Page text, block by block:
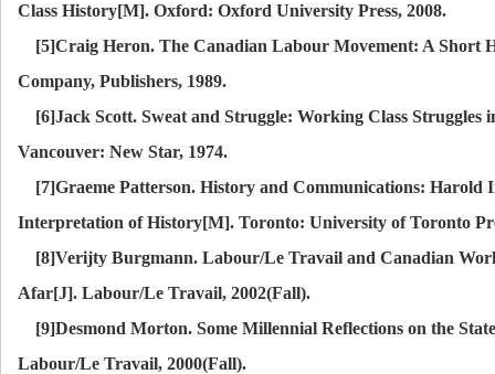
Class History[M]. Oxford: Oxford University Press, 2008.
[5]Craig Heron. The Canadian Labour Movement: A Short
Company, Publishers, 1989.
[6]Jack Scott. Sweat and Struggle: Working Class Struggles
Vancouver: New Star, 1974.
[7]Graeme Patterson. History and Communications: Harold
Interpretation of History[M]. Toronto: University of Toronto
[8]Verijty Burgmann. Labour/Le Travail and Canadian
Afar[J]. Labour/Le Travail, 2002(Fall).
[9]Desmond Morton. Some Millennial Reflections on the
Labour/Le Travail, 2000(Fall).